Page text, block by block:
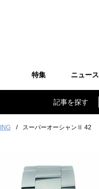
特集 ニュース
記事を探す
スーパーオーシャンⅡ 42